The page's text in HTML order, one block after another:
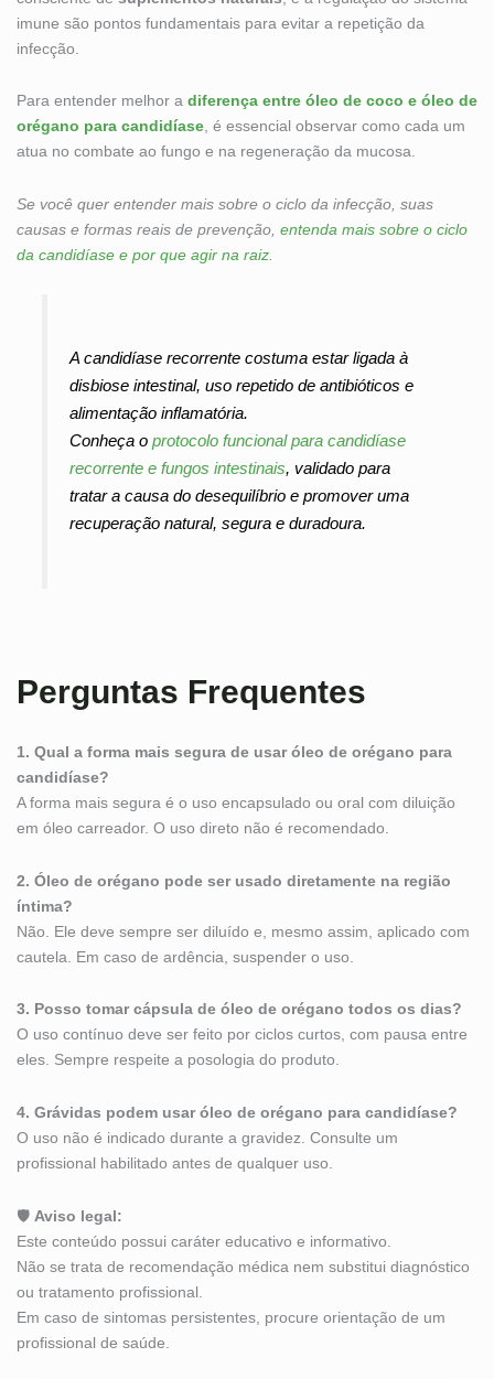
imune são pontos fundamentais para evitar a repetição da
infecção.
Para entender melhor a diferença entre óleo de coco e óleo de
orégano para candidíase , é essencial observar como cada um
atua no combate ao fungo e na regeneração da mucosa.
Se você quer entender mais sobre o ciclo da infecção, suas
causas e formas reais de prevenção, entenda mais sobre o ciclo
da candidíase e por que agir na raiz
A candidíase recorrente costuma estar ligada à
disbiose intestinal, uso repetido de antibióticos e
alimentação inflamatória.
Conheça oprotocolo funcional para candidíase
recorrente e fungos intestinais, validado para
tratar a causa do desequilíbrio e promover uma
recuperação natural, segura e duradoura.
Perguntas Frequentes
1. Qual a forma mais segura de usar óleo de orégano para
candidíase?
A forma mais segura é o uso encapsulado ou oral com diluição
em óleo carreador. O uso direto não é recomendado.
2. Óleo de orégano pode ser usado diretamente na região
íntima?
Não. Ele deve sempre ser diluído e, mesmo assim, aplicado com
cautela. Em caso de ardência, suspender o uso.
3. Posso tomar cápsula de óleo de orégano todos os dias?
O uso contínuo deve ser feito por ciclos curtos, com pausa entre
eles. Sempre respeite a posologia do produto.
4. Grávidas podem usar óleo de orégano para candidíase?
O uso não é indicado durante a gravidez. Consulte um
profissional habilitado antes de qualquer uso.
🛡 Aviso legal:
Este conteúdo possui caráter educativo e informativo.
Não se trata de recomendação médica nem substitui diagnóstico
ou tratamento profissional.
Em caso de sintomas persistentes, procure orientação de um
profissional de saúde.